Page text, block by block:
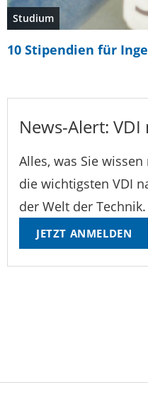
Studium
10 Stipendien für
News-Alert:
Alles, was Sie
die wichtigsten VDI
der Welt der Technik.
JETZT ANMELDEN